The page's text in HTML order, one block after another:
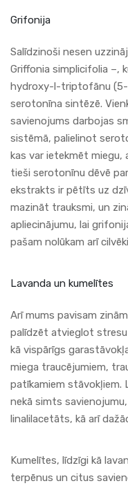
Grifonija
Salīdzinoši nesen
Griffonia simplicifolia –,
hydroxy-l-triptofānu (5-
serotonīna sintēzē.
savienojums darbojas
sistēmā, palielinot
kas var ietekmēt miegu,
tieši serotonīnu dēvē
ekstrakts ir pētīts uz
mazināt trauksmi, un
apliecinājumu, lai
pašam nolūkam arī
Lavanda un kumelītes
Arī mums pavisam
palīdzēt atvieglot
kā vispārīgs
miega traucējumiem,
patīkamiem stāvokļiem.
nekā simts
linalilacetāts, kā arī
Kumelītes, līdzīgi kā
terpēnus un citus